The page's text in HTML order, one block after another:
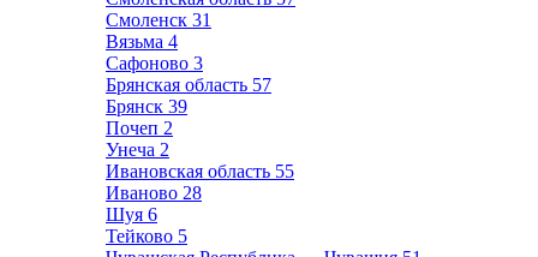
Смоленск 31
Вязьма 4
Сафоново 3
Брянская область 57
Брянск 39
Почеп 2
Унеча 2
Ивановская область 55
Иваново 28
Шуя 6
Тейково 5